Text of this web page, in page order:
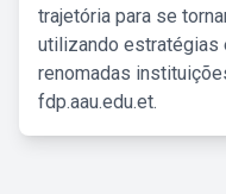
trajetória para se
utilizando estratégias
renomadas
fdp.aau.edu.et.